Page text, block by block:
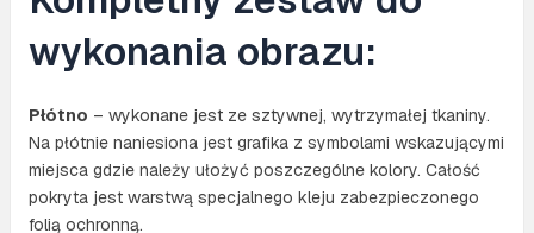
wykonania obrazu:
Płótno – wykonane jest ze sztywnej, wytrzymałej tkaniny.
Na płótnie naniesiona jest grafika z symbolami wskazującymi
miejsca gdzie należy ułożyć poszczególne kolory. Całość
pokryta jest warstwą specjalnego kleju zabezpieczonego
folią ochronną.